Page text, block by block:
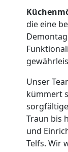
die eine
Unser
kümmert
Traun bis
und
Telfs. Wir
Traun
Traun